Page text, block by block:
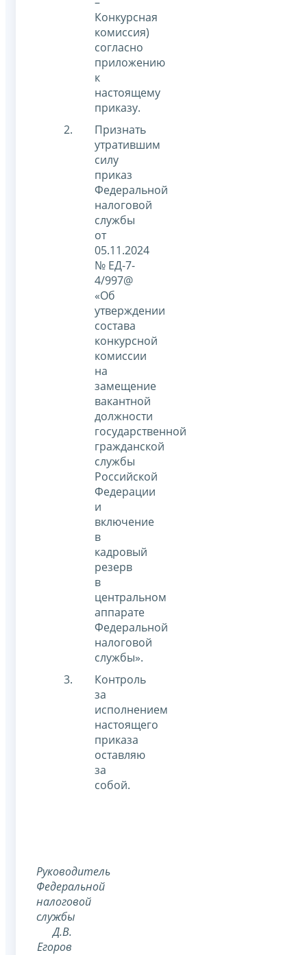
Конкурсная
комиссия)
согласно
приложению
к
настоящему
приказу.
Признать
утратившим
силу
приказ
Федеральной
налоговой
службы
от
05.11.2024
№ ЕД-7-
4/997@
«Об
утверждении
состава
конкурсной
комиссии
на
замещение
вакантной
должности
государственной
гражданской
службы
Российской
Федерации
и
включение
в
кадровый
резерв
в
центральном
аппарате
Федеральной
налоговой
службы».
Контроль
за
исполнением
настоящего
приказа
оставляю
за
собой.
Руководитель
Федеральной
налоговой
службы
Д.В.
Егоров